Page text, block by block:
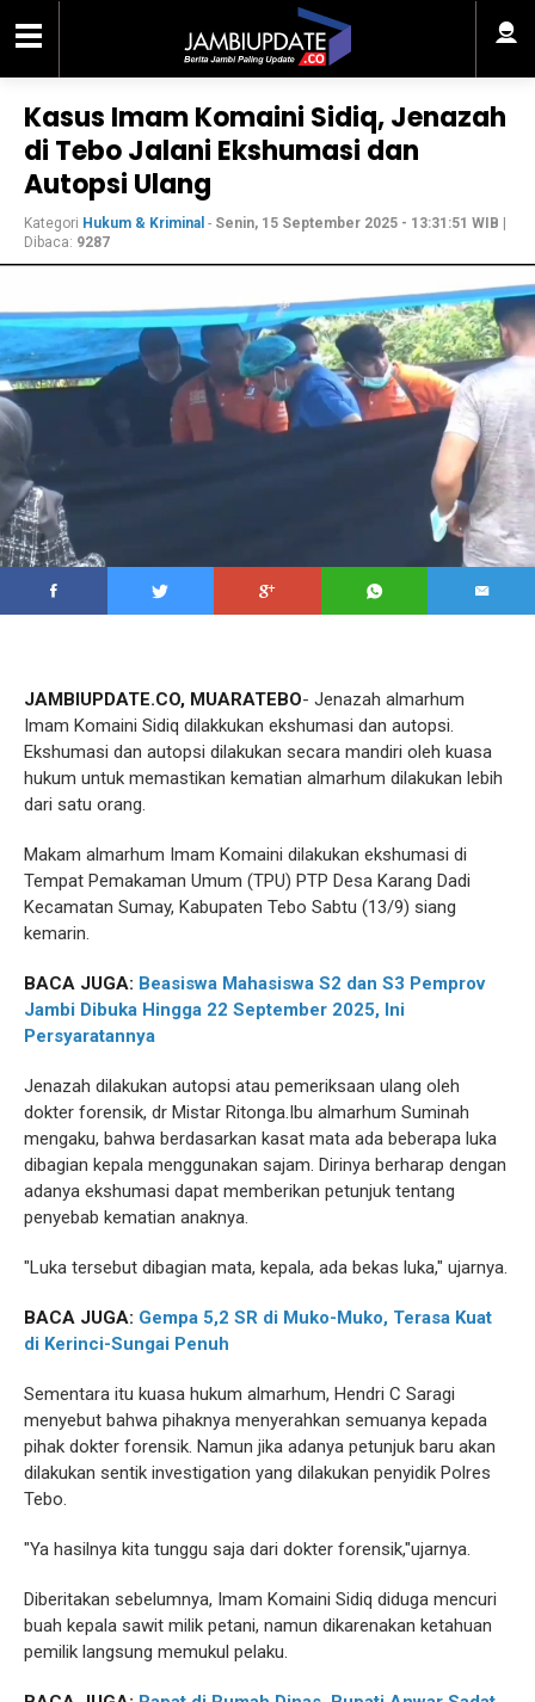
Kasus Imam Komaini Sidiq, Jenazah
di Tebo Jalani Ekshumasi dan
Autopsi Ulang
Kategori Hukum & Kriminal - Senin, 15 September 2025 - 13:31:51 WIB
Dibaca: 9287
JAMBIUPDATE.CO, MUARATEBO- Jenazah almarhum
Imam Komaini Sidiq dilakkukan ekshumasi dan autopsi.
Ekshumasi dan autopsi dilakukan secara mandiri oleh kuasa
hukum untuk memastikan kematian almarhum dilakukan lebih
dari satu orang.
Makam almarhum Imam Komaini dilakukan ekshumasi di
Tempat Pemakaman Umum (TPU) PTP Desa Karang Dadi
Kecamatan Sumay, Kabupaten Tebo Sabtu (13/9) siang
kemarin.
BACA JUGA: Beasiswa Mahasiswa S2 dan S3 Pemprov
Jambi Dibuka Hingga 22 September 2025, Ini
Persyaratannya
Jenazah dilakukan autopsi atau pemeriksaan ulang oleh
dokter forensik, dr Mistar Ritonga.Ibu almarhum Suminah
mengaku, bahwa berdasarkan kasat mata ada beberapa luka
dibagian kepala menggunakan sajam. Dirinya berharap dengan
adanya ekshumasi dapat memberikan petunjuk tentang
penyebab kematian anaknya.
"Luka tersebut dibagian mata, kepala, ada bekas luka," ujarnya.
BACA JUGA: Gempa 5,2 SR di Muko-Muko, Terasa Kuat
di Kerinci-Sungai Penuh
Sementara itu kuasa hukum almarhum, Hendri C Saragi
menyebut bahwa pihaknya menyerahkan semuanya kepada
pihak dokter forensik. Namun jika adanya petunjuk baru akan
dilakukan sentik investigation yang dilakukan penyidik Polres
Tebo.
"Ya hasilnya kita tunggu saja dari dokter forensik,"ujarnya.
Diberitakan sebelumnya, Imam Komaini Sidiq diduga mencuri
buah kepala sawit milik petani, namun dikarenakan ketahuan
pemilik langsung memukul pelaku.